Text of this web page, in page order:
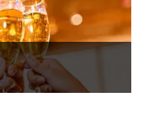
nyhetsbrev. Du
ønsker å få